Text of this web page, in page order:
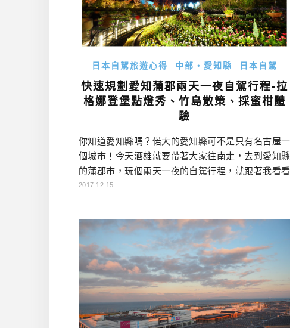
日本自駕旅遊心得 中部・愛知縣 日本自駕
快速規劃愛知蒲郡兩天一夜自駕行程-拉
格娜登堡點燈秀、竹島散策、採蜜柑體
驗
你知道愛知縣嗎？偌大的愛知縣可不是只有名古屋一
個城市！今天酒雄就要帶著大家往南走，去到愛知縣
的蒲郡市，玩個兩天一夜的自駕行程，就跟著我看看
哪邊好玩吧！ 觀光地理小知識 名古屋市當然是愛知縣
名所・國寶犬山城） 長久手市（豐田汽車博物館、愛
地球博公園） 豐田市（日本首見以企業名為名的城
市、TOYOTA總公司 […]…
2017-12-15